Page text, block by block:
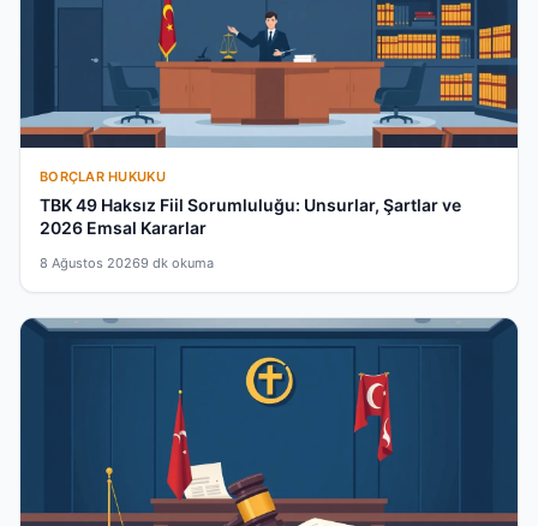
BORÇLAR HUKUKU
TBK 49 Haksız Fiil Sorumluluğu: Unsurlar, Şartlar ve
2026 Emsal Kararlar
8 Ağustos 20269 dk okuma